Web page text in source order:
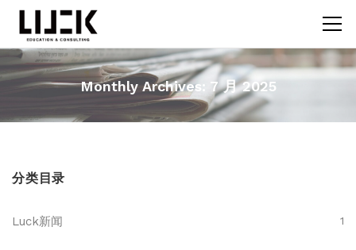
Monthly Archives: 7 月 2025
分类目录
Luck新闻 1